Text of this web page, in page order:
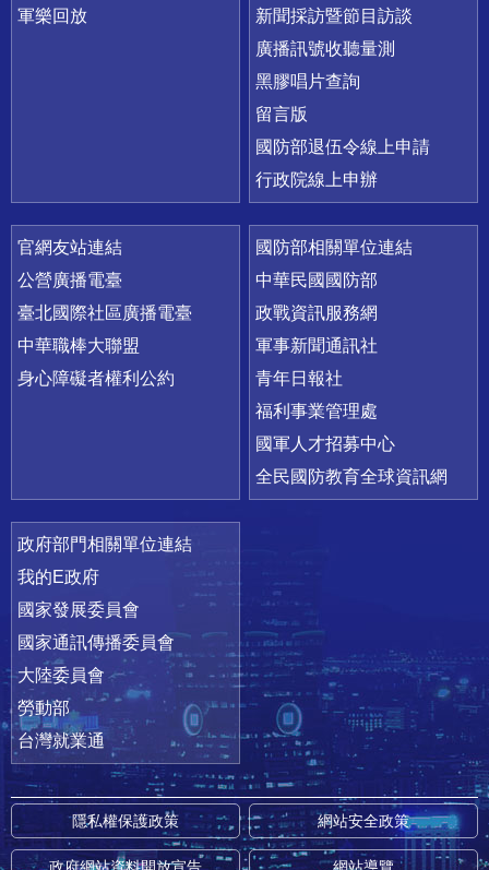
軍樂回放
新聞採訪暨節目訪談
廣播訊號收聽量測
黑膠唱片查詢
留言版
國防部退伍令線上申請
行政院線上申辦
官網友站連結
公營廣播電臺
臺北國際社區廣播電臺
中華職棒大聯盟
身心障礙者權利公約
國防部相關單位連結
中華民國國防部
政戰資訊服務網
軍事新聞通訊社
青年日報社
福利事業管理處
國軍人才招募中心
全民國防教育全球資訊網
政府部門相關單位連結
我的E政府
國家發展委員會
國家通訊傳播委員會
大陸委員會
勞動部
台灣就業通
隱私權保護政策 網站安全政策